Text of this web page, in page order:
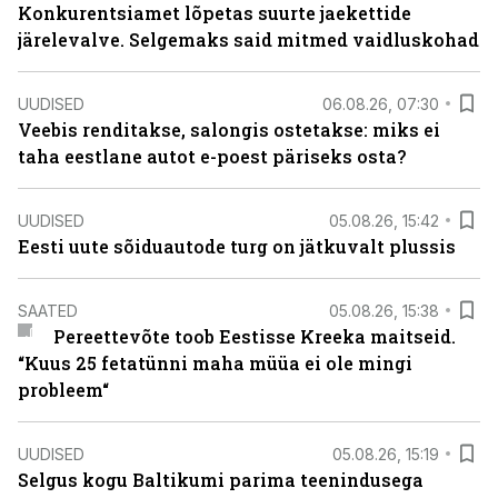
Konkurentsiamet lõpetas suurte jaekettide
järelevalve. Selgemaks said mitmed vaidluskohad
UUDISED 06.08.26, 07:30
Veebis renditakse, salongis ostetakse: miks ei
taha eestlane autot e-poest päriseks osta?
UUDISED 05.08.26, 15:42
Eesti uute sõiduautode turg on jätkuvalt plussis
SAATED 05.08.26, 15:38
Pereettevõte toob Eestisse Kreeka maitseid.
“Kuus 25 fetatünni maha müüa ei ole mingi
probleem“
UUDISED 05.08.26, 15:19
Selgus kogu Baltikumi parima teenindusega